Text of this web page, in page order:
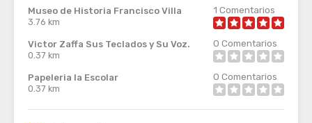
Museo de Historia Francisco Villa
3.76 km
1 Comentarios
Victor Zaffa Sus Teclados y Su Voz.
0.37 km
0 Comentarios
Papeleria la Escolar
0.37 km
0 Comentarios